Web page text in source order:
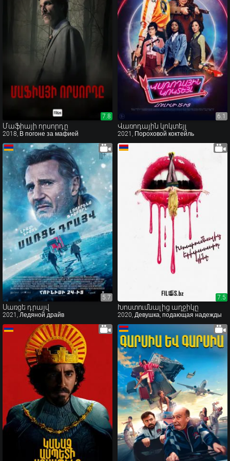
7.8
7.8
Մաֆիայի որսորդը
2018, В погоне за мафией
6.1
6.1
Վառոդային կոկտեյլ
2021, Пороховой коктейль
5.7
5.7
Սառցե դրայվ
2021, Ледяной драйв
7.5
7.5
Խոստումնալից աղջիկը
2020, Девушка, подающая надежды